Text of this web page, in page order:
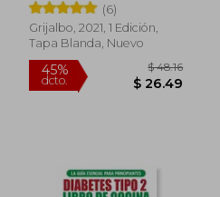
45%
dcto.
(6)
Grijalbo, 2021, 1 Edición,
Tapa Blanda, Nuevo